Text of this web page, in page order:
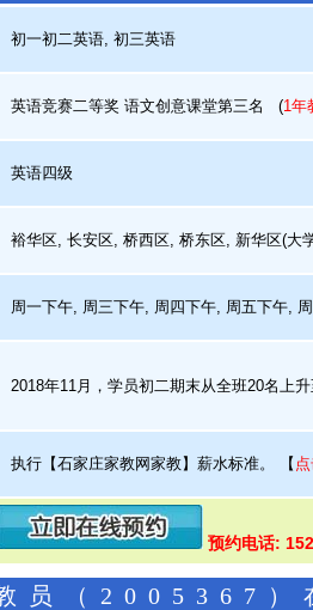
初一初二英语, 初三英语
英语竞赛二等奖 语文创意课堂第三名 (1年
英语四级
裕华区, 长安区, 桥西区, 桥东区, 新华区(大
周一下午, 周三下午, 周四下午, 周五下午,
2018年11月，学员初二期末从全班20名上
执行【石家庄家教网家教】薪水标准。 【
预约电话:
员（2005367）